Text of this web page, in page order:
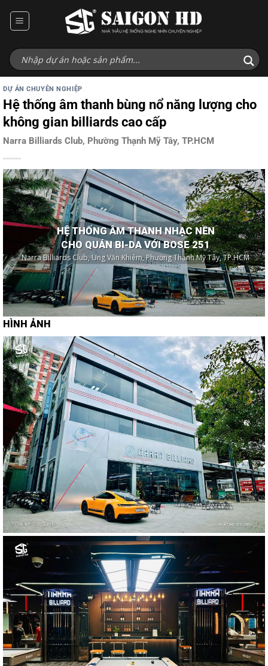
qua
dung
DỰ ÁN CHUYÊN NGHIỆP
Hệ thống âm thanh bùng nổ năng lượng cho
không gian billiards cao cấp
Narra Billiards Club, Phường Thạnh Mỹ Tây, TP.HCM
HỆ THỐNG ÂM THANH NHẠC NỀN
CHO QUÁN BI-DA VỚI BOSE 251
Narra Billiards Club, Ung Văn Khiêm, Phường Thạnh Mỹ Tây, TP.HCM
HÌNH ẢNH